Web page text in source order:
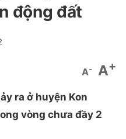
động đất
A- A+
ra ở huyện Kon
vòng chưa đầy 2